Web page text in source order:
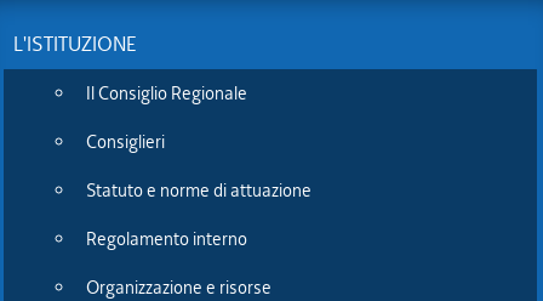
L'ISTITUZIONE
Il Consiglio Regionale
Consiglieri
Statuto e norme di attuazione
Regolamento interno
Organizzazione e risorse
Salute: M5S, subito
estensione rimborsi a
olio cannabis
terapeutico